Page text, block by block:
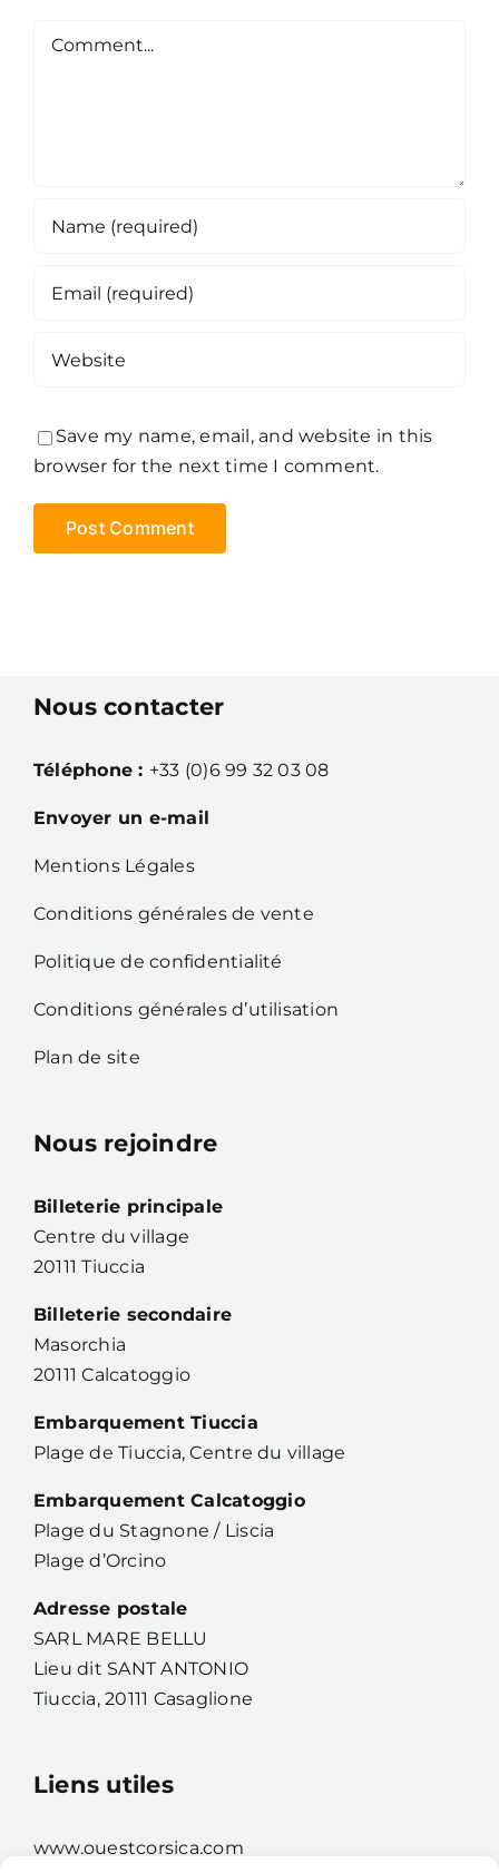
Comment
Save my name, email, and website in this
browser for the next time I comment.
Nous contacter
Téléphone : +33 (0)6 99 32 03 08
Envoyer un e-mail
Mentions Légales
Conditions générales de vente
Politique de confidentialité
Conditions générales d’utilisation
Plan de site
Nous rejoindre
Billeterie principale
Centre du village
20111 Tiuccia
Billeterie secondaire
Masorchia
20111 Calcatoggio
Embarquement Tiuccia
Plage de Tiuccia, Centre du village
Embarquement Calcatoggio
Plage du Stagnone / Liscia
Plage d’Orcino
Adresse postale
SARL MARE BELLU
Lieu dit SANT ANTONIO
Tiuccia, 20111 Casaglione
Liens utiles
www.ouestcorsica.com